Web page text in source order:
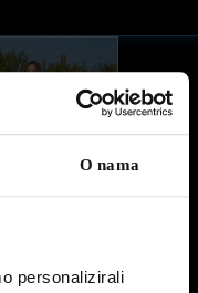
O nama
personalizirali